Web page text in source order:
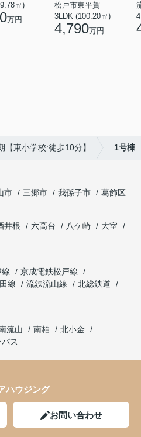
㎡)
万円
松戸市東平賀
3LDK (100.20㎡)
4,790万円
【東小学校:徒歩10分】 1号棟
市 三郷市 我孫子市
葛飾区
井根 六高台 八ケ崎
大室
京成電鉄松戸線
線 流鉄流山線
北総鉄道
流山 南柏
北小金
ス
ハウジング
お問い合わせ